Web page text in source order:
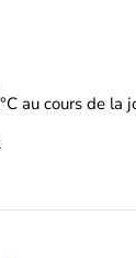
au cours de la